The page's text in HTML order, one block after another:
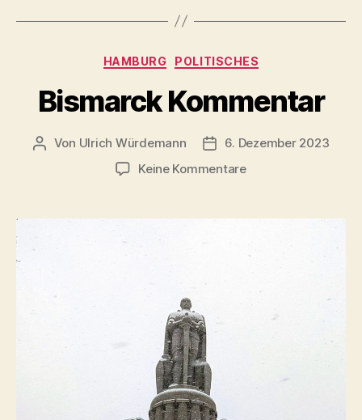
doch
Lacanau
Kategorien
HAMBURG POLITISCHES
Bismarck Kommentar
Beitragsautor
Von Ulrich Würdemann Beitragsdatum
6. Dezember 2023
Keine Kommentarezu